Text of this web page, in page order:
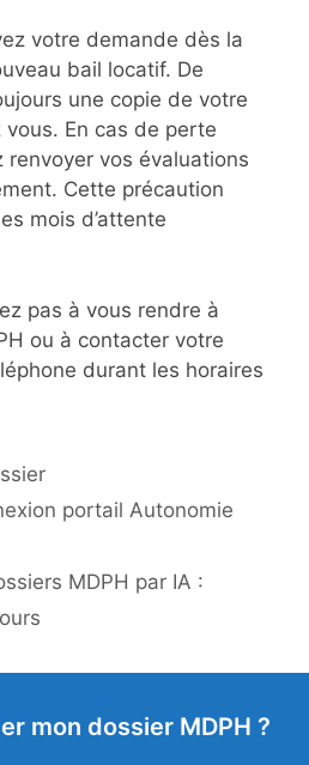
votre demande dès la
bail locatif. De
une copie de votre
En cas de perte
renvoyer vos évaluations
Cette précaution
mois d’attente
pas à vous rendre à
ou à contacter votre
durant les horaires
portail Autonomie
MDPH par IA :
mon dossier MDPH ?